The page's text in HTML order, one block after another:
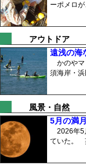
ーポメロ
アウトドア
遠浅の海
かのやマ
須海岸・
風景・自然
5月の満
2026年5
ていた。